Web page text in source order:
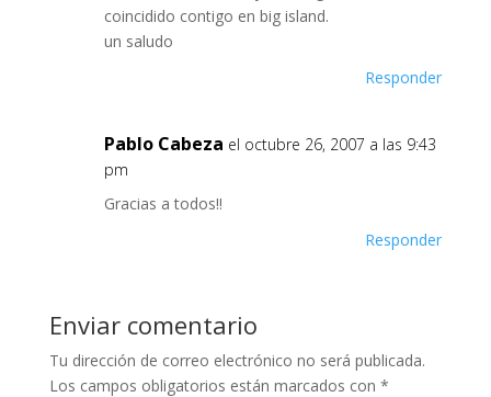
coincidido contigo en big island.
un saludo
Responder
Pablo Cabeza el octubre 26, 2007 a las 9:43
pm
Gracias a todos!!
Responder
Enviar comentario
Tu dirección de correo electrónico no será publicada.
Los campos obligatorios están marcados con *